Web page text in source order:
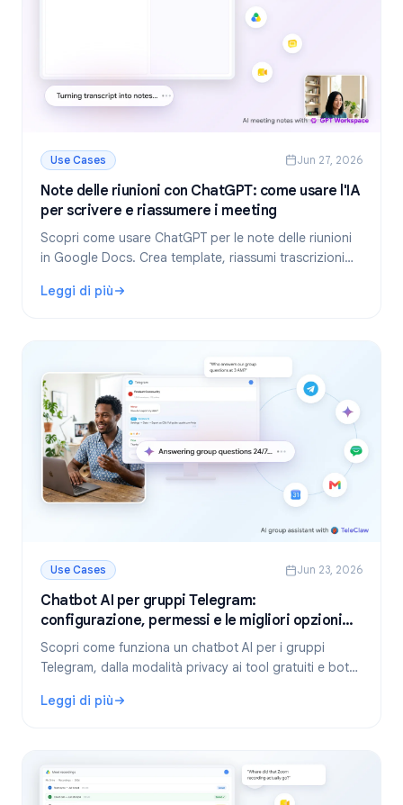
Use Cases Jun 27, 2026
Note delle riunioni con ChatGPT: come usare l'IA
per scrivere e riassumere i meeting
Scopri come usare ChatGPT per le note delle riunioni
in Google Docs. Crea template, riassumi trascrizioni
Leggi di più
: Note delle riunioni con ChatGPT: come usare l'IA per
Use Cases Jun 23, 2026
Chatbot AI per gruppi Telegram:
configurazione, permessi e le migliori opzioni
per il 2026
Scopri come funziona un chatbot AI per i gruppi
Telegram, dalla modalità privacy ai tool gratuiti e bot
la tua community.
Leggi di più
: Chatbot AI per gruppi Telegram: configurazione,